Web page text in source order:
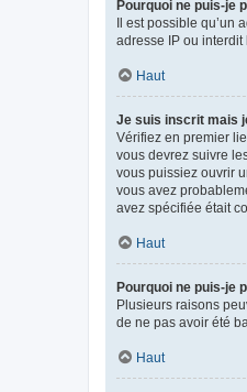
Pourquoi ne puis-je
Il est possible qu’un
adresse IP ou interdit
Haut
Je suis inscrit mais
Vérifiez en premier
vous devrez suivre
vous puissiez ouvrir
vous avez
avez spécifiée était
Haut
Pourquoi ne puis-je
Plusieurs raisons
de ne pas avoir été
Haut